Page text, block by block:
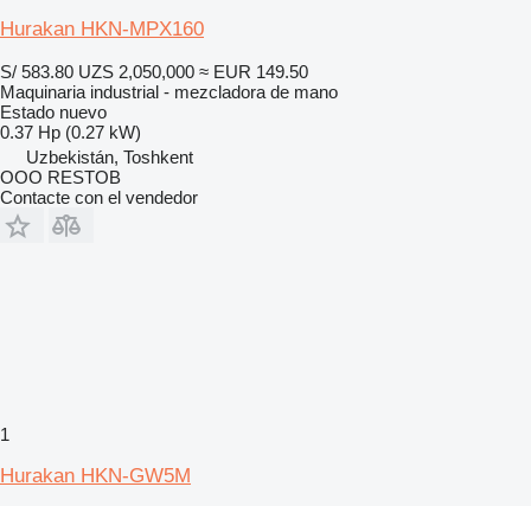
Hurakan HKN-MPX160
S/ 583.80 UZS 2,050,000 ≈ EUR 149.50
Maquinaria industrial - mezcladora de mano
Estado nuevo
0.37 Hp (0.27 kW)
Uzbekistán, Toshkent
OOO RESTOB
Contacte con el vendedor
1
Hurakan HKN-GW5M